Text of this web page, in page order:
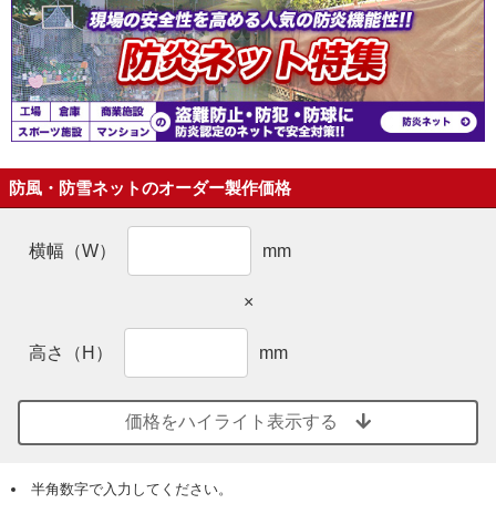
防風・防雪ネットのオーダー製作価格
横幅（W） mm
×
高さ（H） mm
価格をハイライト表示する
半角数字で入力してください。